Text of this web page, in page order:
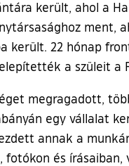
került, ahol a
22 hónap
a szüleit a
megragadott,
egy vállalat
annak a
és